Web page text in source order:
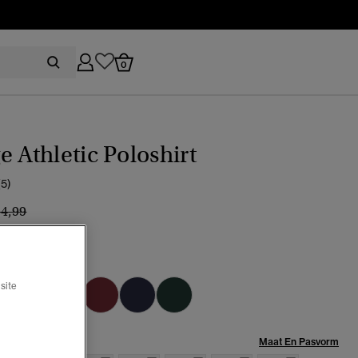
0
Athletic Poloshirt
verlaagd van
naar
Maat En Pasvorm